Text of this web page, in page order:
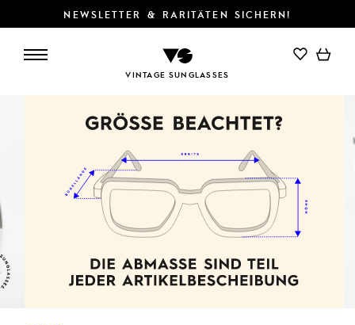
NEWSLETTER & RARITÄTEN SICHERN!
VINTAGE SUNGLASSES